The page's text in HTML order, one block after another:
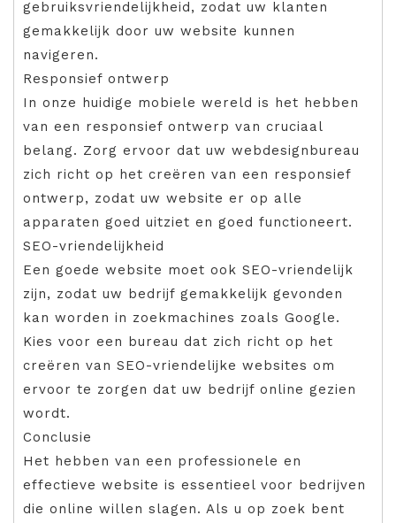
gebruiksvriendelijkheid, zodat uw klanten
gemakkelijk door uw website kunnen
navigeren.
Responsief ontwerp
In onze huidige mobiele wereld is het hebben
van een responsief ontwerp van cruciaal
belang. Zorg ervoor dat uw webdesignbureau
zich richt op het creëren van een responsief
ontwerp, zodat uw website er op alle
apparaten goed uitziet en goed functioneert.
SEO-vriendelijkheid
Een goede website moet ook SEO-vriendelijk
zijn, zodat uw bedrijf gemakkelijk gevonden
kan worden in zoekmachines zoals Google.
Kies voor een bureau dat zich richt op het
creëren van SEO-vriendelijke websites om
ervoor te zorgen dat uw bedrijf online gezien
wordt.
Conclusie
Het hebben van een professionele en
effectieve website is essentieel voor bedrijven
die online willen slagen. Als u op zoek bent